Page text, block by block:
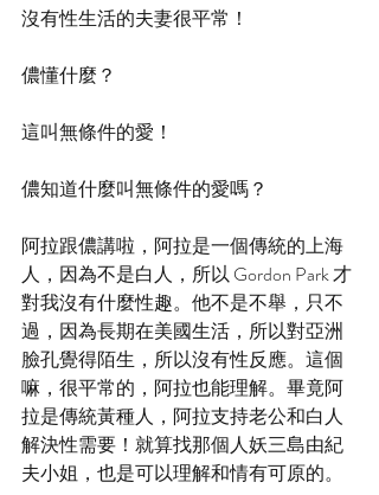
沒有性生活的夫妻很平常！
儂懂什麼？
這叫無條件的愛！
儂知道什麼叫無條件的愛嗎？
阿拉跟儂講啦，阿拉是一個傳統的上海
人，因為不是白人，所以 Gordon Park 才
對我沒有什麼性趣。他不是不舉，只不
過，因為長期在美國生活，所以對亞洲
臉孔覺得陌生，所以沒有性反應。這個
嘛，很平常的，阿拉也能理解。畢竟阿
拉是傳統黃種人，阿拉支持老公和白人
解決性需要！就算找那個人妖三島由紀
夫小姐，也是可以理解和情有可原的。